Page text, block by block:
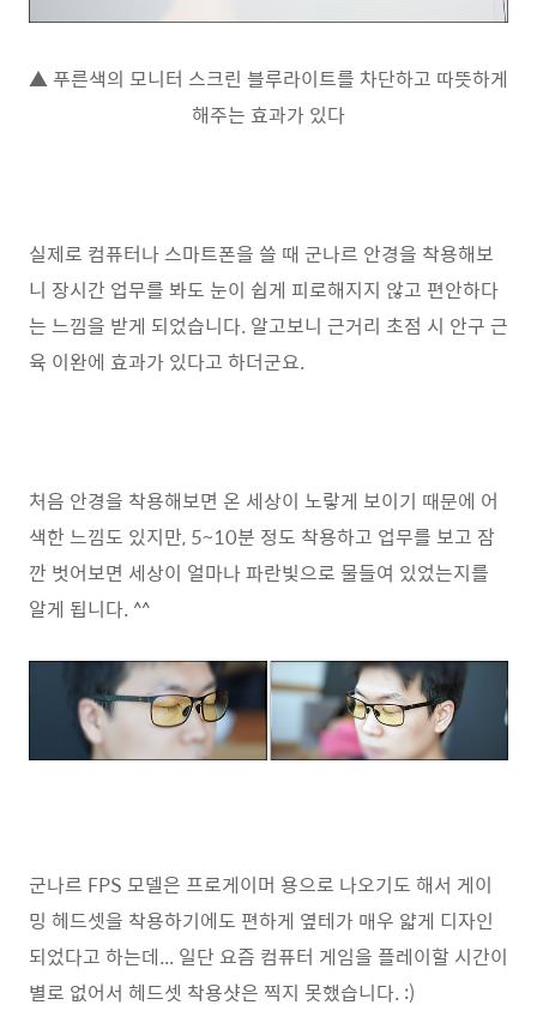
▲ 푸른색의 모니터 스크린 블루라이트를 차단하고 따뜻하게
해주는 효과가 있다
실제로 컴퓨터나 스마트폰을 쓸 때 군나르 안경을 착용해보
니 장시간 업무를 봐도 눈이 쉽게 피로해지지 않고 편안하다
는 느낌을 받게 되었습니다. 알고보니 근거리 초점 시 안구 근
육 이완에 효과가 있다고 하더군요.
처음 안경을 착용해보면 온 세상이 노랗게 보이기 때문에 어
색한 느낌도 있지만, 5~10분 정도 착용하고 업무를 보고 잠
깐 벗어보면 세상이 얼마나 파란빛으로 물들여 있었는지를
알게 됩니다. ^^
군나르 FPS 모델은 프로게이머 용으로 나오기도 해서 게이
밍 헤드셋을 착용하기에도 편하게 옆테가 매우 얇게 디자인
되었다고 하는데... 일단 요즘 컴퓨터 게임을 플레이할 시간이
별로 없어서 헤드셋 착용샷은 찍지 못했습니다. :)